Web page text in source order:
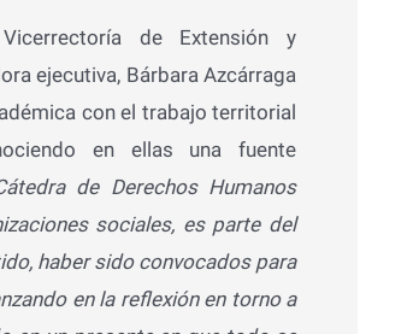
de Extensión y
ejecutiva, Bárbara Azcárraga
con el trabajo territorial
en ellas una fuente
de Derechos Humanos
sociales, es parte del
haber sido convocados para
en la reflexión en torno a